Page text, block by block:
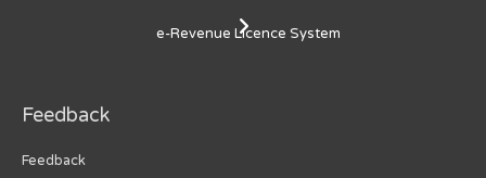
e-Revenue Licence System
Feedback
Feedback